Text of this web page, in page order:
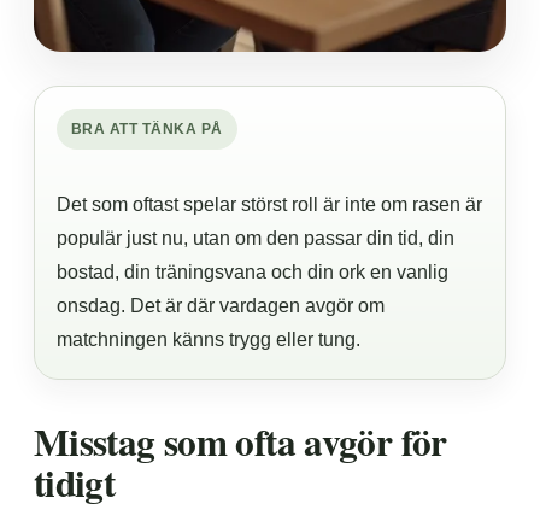
BRA ATT TÄNKA PÅ
Det som oftast spelar störst roll är inte om rasen är
populär just nu, utan om den passar din tid, din
bostad, din träningsvana och din ork en vanlig
onsdag. Det är där vardagen avgör om
matchningen känns trygg eller tung.
Misstag som ofta avgör för
tidigt